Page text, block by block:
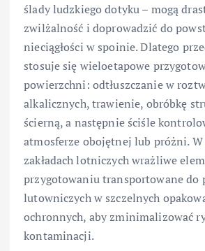
ślady ludzkiego dotyku – mogą
zwilżalność i doprowadzić do
nieciągłości w spoinie. Dlatego
stosuje się wieloetapowe
powierzchni: odtłuszczanie w
alkalicznych, trawienie, obróbkę
ścierną, a następnie ściśle
atmosferze obojętnej lub próżni.
zakładach lotniczych wrażliwe
przygotowaniu transportowane do
lutowniczych w szczelnych
ochronnych, aby zminimalizować
kontaminacji.